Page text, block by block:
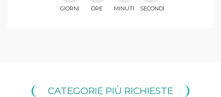
GIORNI ORE MINUTI SECONDI
CATEGORIE PIÙ RICHIESTE